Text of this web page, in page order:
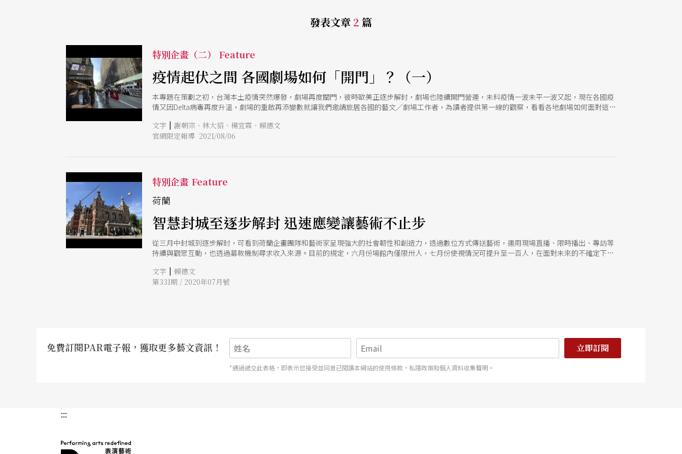
發表文章 2 篇
特別企畫（二） Feature
疫情起伏之間 各國劇場如何「開門」？（一）
本專題在策劃之初，台灣本土疫情突然爆發，劇場再度關門，彼時歐美正逐步解封，劇場也陸續開門營運，未料疫情一波未平一波又起，現在各國疫
情又因Delta病毒再度升溫，劇場的重啟再添變數就讓我們邀請旅居各國的藝文╱劇場工作者，為讀者提供第一線的觀察，看看各地劇場如何面對這樣
文字 | 謝朝宗、林大貂、楊宜霖、賴德文
官網限定報導 2021/08/06
特別企畫 Feature
荷蘭
智慧封城至逐步解封 迅速應變讓藝術不止步
從三月中封城到逐步解封，可看到荷蘭企畫團隊和藝術家呈現強大的社會韌性和創造力，透過數位方式傳送藝術，運用現場直播、限時播出、專訪等
持續與觀眾互動，也透過募款機制尋求收入來源。目前的規定，六月份場館內僅限卅人，七月份使視情況可提升至一百人，在面對未來的不確定下，
文字 | 賴德文
第331期 / 2020年07月號
免費訂閱PAR電子報，獲取更多藝文資訊！ 立即訂閱
*通過遞交此表格，即表示您接受並同意已閱讀本網站的使用條款，私隱政策和個人資料收集聲明。
:::